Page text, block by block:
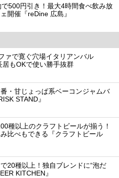
500円引き！最大4時間食べ飲み放
開催『reDine 広島』
ァで寛ぐ穴場イタリアンバル
居もOKで使い勝手抜群
・甘じょっぱ系ベーコンジャムバ
STAND』
種以上のクラフトビールが揃う！
比べもできる『クラフトビール
20種以上！独自ブレンドに“泡だ
KITCHEN』